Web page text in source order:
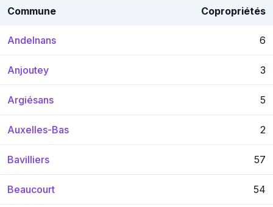
Commune Copropriétés
Andelnans 6
Anjoutey 3
Argiésans 5
Auxelles-Bas 2
Bavilliers 57
Beaucourt 54